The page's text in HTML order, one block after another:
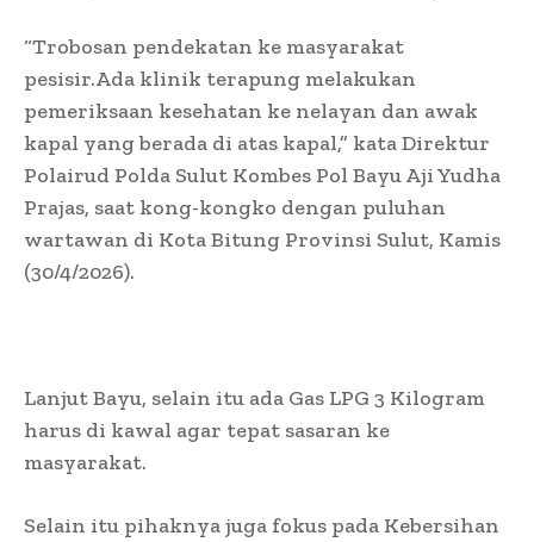
“Trobosan pendekatan ke masyarakat
pesisir.Ada klinik terapung melakukan
pemeriksaan kesehatan ke nelayan dan awak
kapal yang berada di atas kapal,” kata Direktur
Polairud Polda Sulut Kombes Pol Bayu Aji Yudha
Prajas, saat kong-kongko dengan puluhan
wartawan di Kota Bitung Provinsi Sulut, Kamis
(30/4/2026).
Lanjut Bayu, selain itu ada Gas LPG 3 Kilogram
harus di kawal agar tepat sasaran ke
masyarakat.
Selain itu pihaknya juga fokus pada Kebersihan